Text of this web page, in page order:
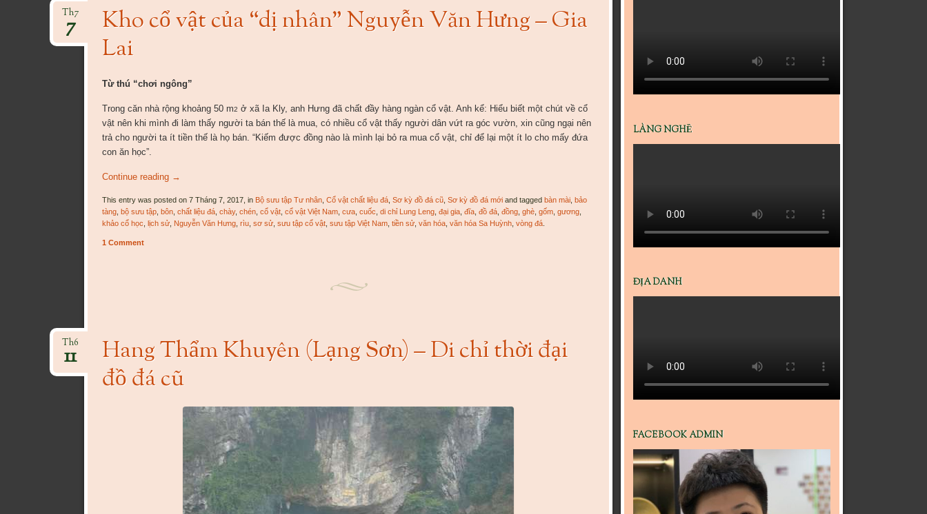
Kho cổ vật của “dị nhân” Nguyễn Văn Hưng – Gia
Lai
Th7
7
Từ thú “chơi ngông”
Trong căn nhà rộng khoảng 50 m2 ở xã Ia Kly, anh Hưng đã chất đầy hàng ngàn cổ vật. Anh kể: Hiểu biết một chút về cổ
vật nên khi mình đi làm thấy người ta bán thế là mua, có nhiều cổ vật thấy người dân vứt ra góc vườn, xin cũng ngại nên
trả cho người ta ít tiền thế là họ bán. “Kiếm được đồng nào là mình lại bỏ ra mua cổ vật, chỉ để lại một ít lo cho mấy đứa
con ăn học”.
Continue reading →
This entry was posted on 7 Tháng 7, 2017, in Bộ sưu tập Tư nhân, Cổ vật chất liệu đá, Sơ kỳ đồ đá cũ, Sơ kỳ đồ đá mớiand tagged bàn mài, bảo
tàng, bộ sưu tập, bôn, chất liệu đá, chày, chén, cổ vật, cổ vật Việt Nam, cưa, cuốc di chỉ Lung Leng, đại gia, đĩa, đồ đá, đồng, ghè, gốm, gương,
khảo cổ học lịch sử, Nguyễn Văn Hưng, rìu, sơ sử, sưu tập cổ vật, sưu tập Việt Nam, tiền sử, văn hóa, văn hóa Sa Huỳnh, vòng đá.
1 Comment
Hang Thẩm Khuyên (Lạng Sơn) – Di chỉ thời đại
đồ đá cũ
Th6
11
LÀNG NGHỀ
ĐỊA DANH
FACEBOOK ADMIN